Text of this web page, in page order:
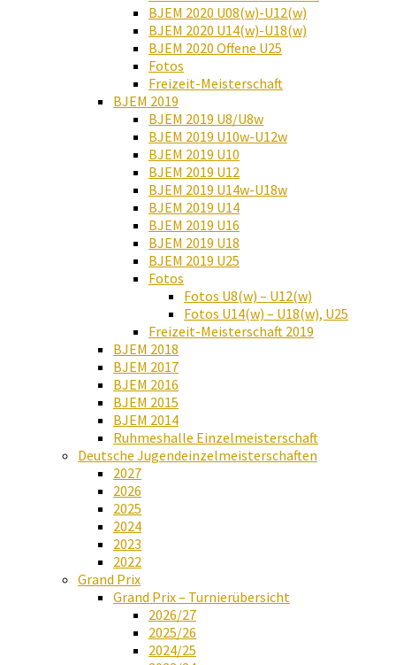
BJEM 2020 U08(w)-U12(w)
BJEM 2020 U14(w)-U18(w)
BJEM 2020 Offene U25
Fotos
Freizeit-Meisterschaft
BJEM 2019
BJEM 2019 U8/U8w
BJEM 2019 U10w-U12w
BJEM 2019 U10
BJEM 2019 U12
BJEM 2019 U14w-U18w
BJEM 2019 U14
BJEM 2019 U16
BJEM 2019 U18
BJEM 2019 U25
Fotos
Fotos U8(w) – U12(w)
Fotos U14(w) – U18(w), U25
Freizeit-Meisterschaft 2019
BJEM 2018
BJEM 2017
BJEM 2016
BJEM 2015
BJEM 2014
Ruhmeshalle Einzelmeisterschaft
Deutsche Jugendeinzelmeisterschaften
2027
2026
2025
2024
2023
2022
Grand Prix
Grand Prix – Turnierübersicht
2026/27
2025/26
2024/25